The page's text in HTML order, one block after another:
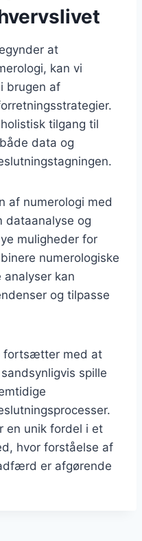
at
kan vi
brugen af
tilgang til
data og
af numerologi med
dataanalyse og
muligheder for
numerologiske
kan
og tilpasse
fortsætter med at
spille
en unik fordel i et
hvor forståelse af
er afgørende